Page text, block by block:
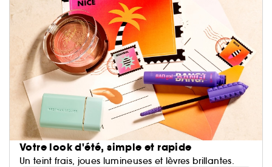
Votre look d'été, simple et rapide
Un teint frais, joues lumineuses et lèvres brillantes.